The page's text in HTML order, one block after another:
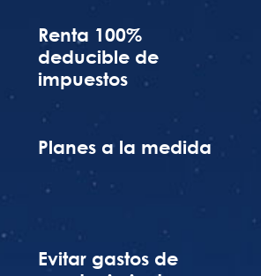
Renta 100%
deducible de
impuestos
Planes a la medida
Evitar gastos de